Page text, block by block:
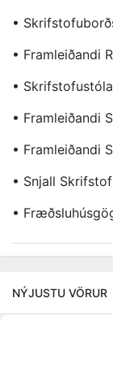
•
• Framleiðandi
•
• Framleiðandi
• Framleiðandi
• Snjall
•
NÝJUSTU VÖRUR